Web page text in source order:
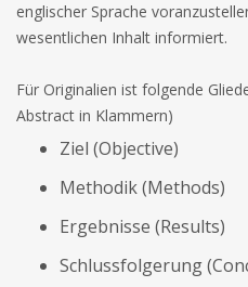
englischer Sprache
wesentlichen Inhalt informiert.
Für Originalien ist folgende
Abstract in Klammern)
Ziel (Objective)
Methodik (Methods)
Ergebnisse (Results)
Schlussfolgerung